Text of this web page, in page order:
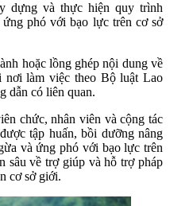
dựng và thực hiện quy trình
phó với bạo lực trên cơ sở
hoặc lồng ghép nội dung về
nơi làm việc theo Bộ luật Lao
dẫn có liên quan.
chức, nhân viên và cộng tác
tập huấn, bồi dưỡng nâng
và ứng phó với bạo lực trên
sâu về trợ giúp và hỗ trợ pháp
cơ sở giới.